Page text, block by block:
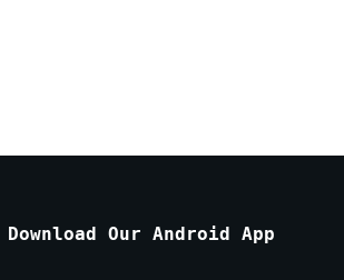
Download Our Android App